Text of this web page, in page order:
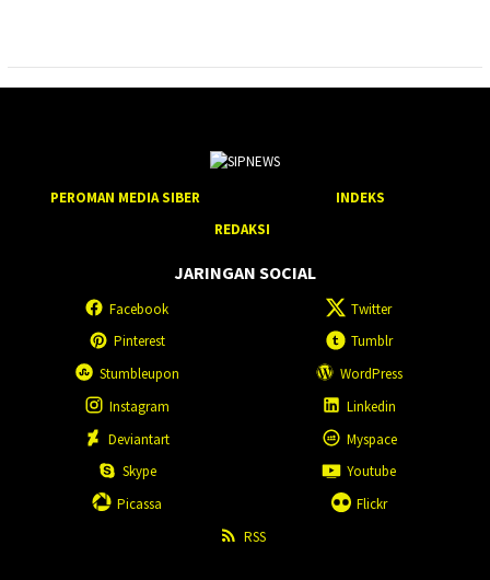
PEROMAN MEDIA SIBER
INDEKS
REDAKSI
JARINGAN SOCIAL
Facebook
Twitter
Pinterest
Tumblr
Stumbleupon
WordPress
Instagram
Linkedin
Deviantart
Myspace
Skype
Youtube
Picassa
Flickr
RSS